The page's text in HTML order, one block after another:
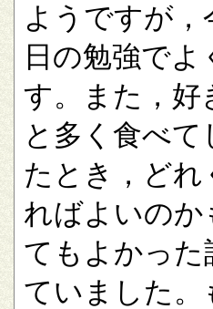
ようですが，
日の勉強で
す。また，好
と多く食べて
たとき，ど
ればよいの
てもよかった
ていました